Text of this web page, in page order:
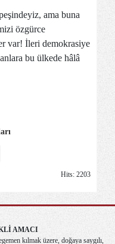
ama buna
özgürce
var! İleri demokrasiye
bu ülkede hâlâ
Hits: 2203
AMACI
kılmak üzere, doğaya saygılı,